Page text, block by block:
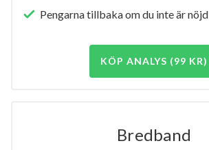
Pengarna tillbaka om du inte är nöjd
KÖP ANALYS (99 KR)
Bredband